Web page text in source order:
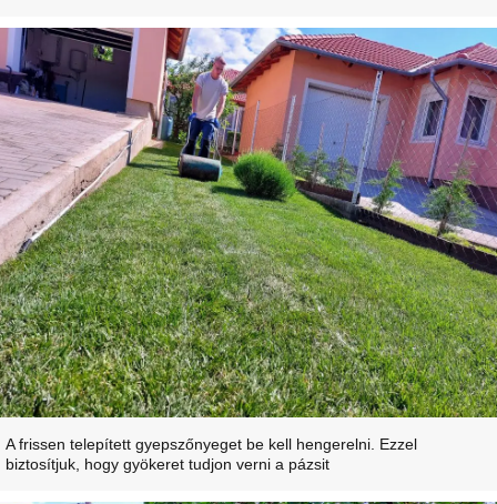
A frissen telepített gyepszőnyeget be kell hengerelni. Ezzel
biztosítjuk, hogy gyökeret tudjon verni a pázsit